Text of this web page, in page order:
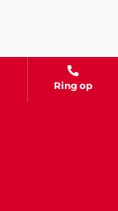
Ring op